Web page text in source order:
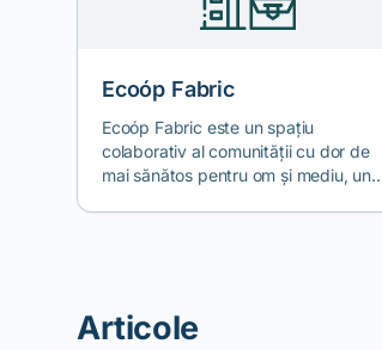
Ecoóp Fabric
Ecoóp Fabric este un spațiu
colaborativ al comunității cu dor de
mai sănătos pentru om și mediu, un
cercul celor care înțeleg problemele
actuale de mediu, prin educație
Articole